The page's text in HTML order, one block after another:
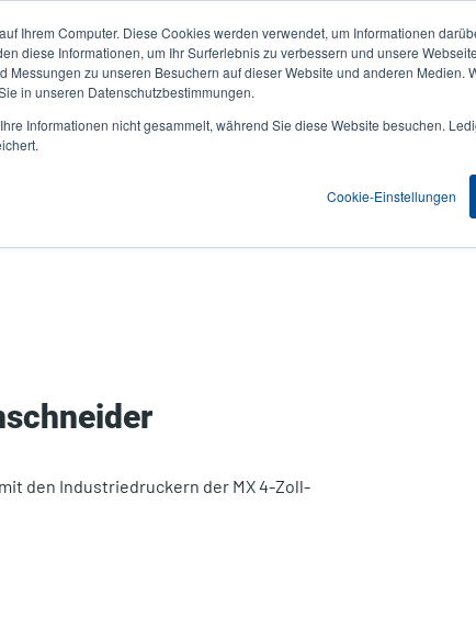
Ihrem Computer. Diese Cookies werden verwendet, um Informationen
diese Informationen, um Ihr Surferlebnis zu verbessern und unsere
Messungen zu unseren Besuchern auf dieser Website und anderen Medien.
in unseren Datenschutzbestimmungen.
Informationen nicht gesammelt, während Sie diese Website besuchen.
Cookie-Einstellungen
User
account
menu
Aktuelles & Veranstaltungen Unternehmen
den Industriedruckern der MX 4-Zoll-